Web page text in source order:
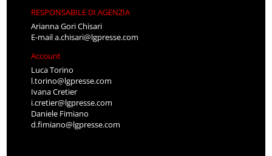
RESPONSABILE DI AGENZIA
Arianna Gori Chisari
E-maila.chisari@lgpresse.com
Account
Luca Torino
l.torino@lgpresse.com
Ivana Cretier
i.cretier@lgpresse.com
Daniele Fimiano
d.fimiano@lgpresse.com